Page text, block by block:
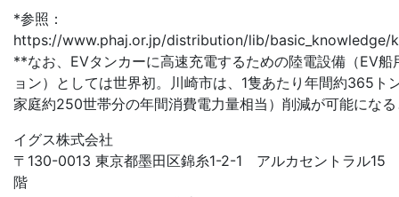
*参照：
https://www.phaj.or.jp/distribution/lib/basic_knowledge/
**なお、EVタンカーに高速充電するための陸電設備（EV船
ョン）としては世界初。川崎市は、1隻あたり年間約365ト
家庭約250世帯分の年間消費電力量相当）削減が可能にな
イグス株式会社
〒130-0013 東京都墨田区錦糸1-2-1 アルカセントラル15
階